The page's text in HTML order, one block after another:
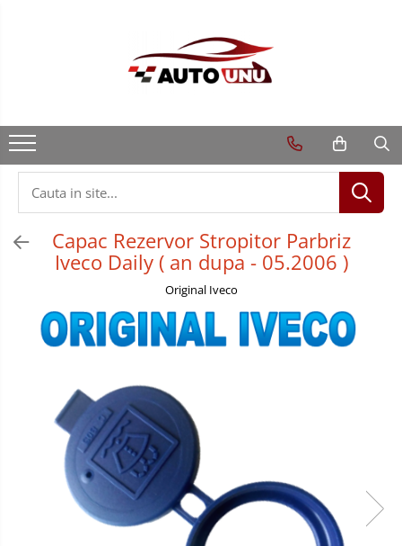
Capac Rezervor Stropitor Parbriz
Iveco Daily ( an dupa - 05.2006 )
Original Iveco